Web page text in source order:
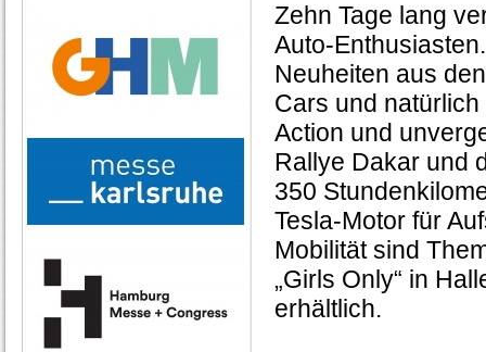
Zehn Tage lang
Auto-
Neuheiten aus
Cars und
Action und
Rallye Dakar und
350
Tesla-Motor für
Mobilität sind
„Girls Only“ in
erhältlich.